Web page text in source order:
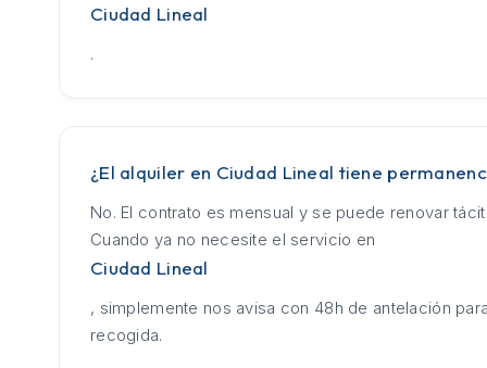
Ciudad Lineal
.
¿El alquiler en Ciudad Lineal tiene
No. El contrato es mensual y se puede renovar
Cuando ya no necesite el servicio en
Ciudad Lineal
, simplemente nos avisa con 48h de antelación
recogida.